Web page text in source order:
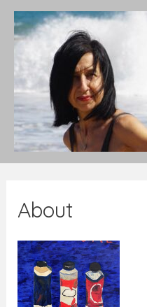
contenu
About